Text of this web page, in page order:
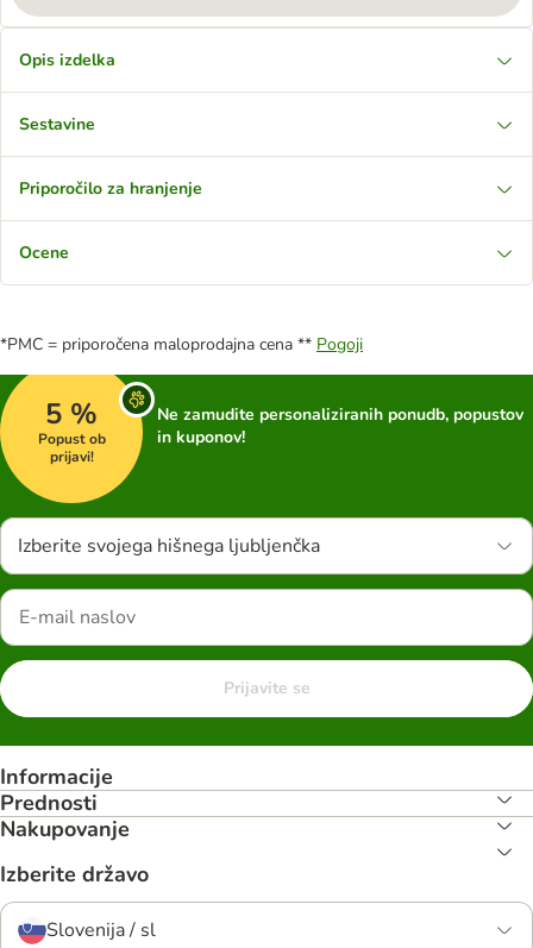
Opis izdelka
Sestavine
Priporočilo za hranjenje
Ocene
*PMC = priporočena maloprodajna cena ** Pogoji
5 %
Popust ob
prijavi!
Ne zamudite personaliziranih ponudb, popustov
in kuponov!
Izberite svojega hišnega ljubljenčka
Prijavite se
Informacije
Prednosti
Nakupovanje
Izberite državo
Slovenija / sl